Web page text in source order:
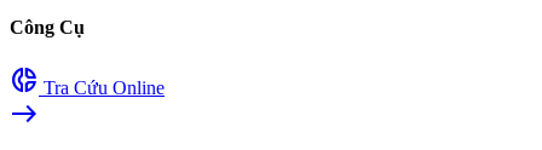
Công Cụ
donut_small Tra Cứu Online
east